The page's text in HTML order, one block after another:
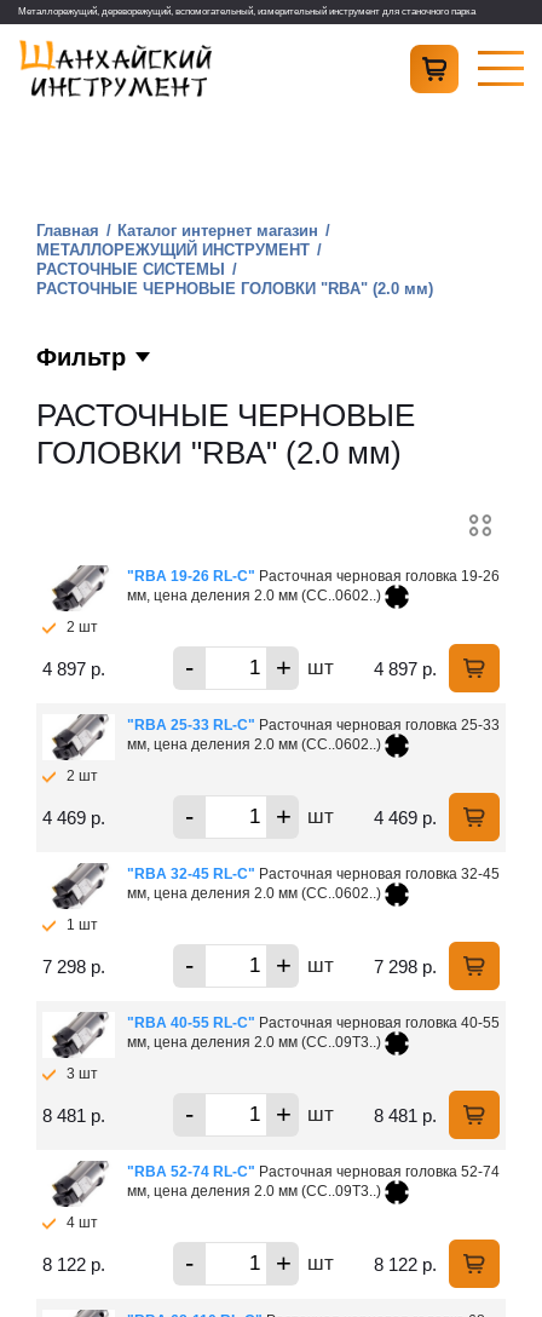
Металлорежущий, дереворежущий, вспомогательный, измерительный инструмент для станочного парка
Главная
Каталог интернет магазин
МЕТАЛЛОРЕЖУЩИЙ ИНСТРУМЕНТ
РАСТОЧНЫЕ СИСТЕМЫ
РАСТОЧНЫЕ ЧЕРНОВЫЕ ГОЛОВКИ "RBA" (2.0 мм)
Фильтр
РАСТОЧНЫЕ ЧЕРНОВЫЕ
ГОЛОВКИ "RBA" (2.0 мм)
"RBA 19-26 RL-C" Расточная черновая головка 19-26
мм, цена деления 2.0 мм (СС..0602..)
2 шт
4 897 р. - + шт 4 897 р.
"RBA 25-33 RL-C" Расточная черновая головка 25-33
мм, цена деления 2.0 мм (СС..0602..)
2 шт
4 469 р. - + шт 4 469 р.
"RBA 32-45 RL-C" Расточная черновая головка 32-45
мм, цена деления 2.0 мм (СС..0602..)
1 шт
7 298 р. - + шт 7 298 р.
"RBA 40-55 RL-C" Расточная черновая головка 40-55
мм, цена деления 2.0 мм (СС..09T3..)
3 шт
8 481 р. - + шт 8 481 р.
"RBA 52-74 RL-C" Расточная черновая головка 52-74
мм, цена деления 2.0 мм (СС..09T3..)
4 шт
8 122 р. - + шт 8 122 р.